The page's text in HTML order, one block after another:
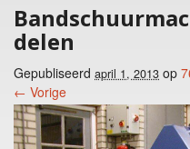
delen
Gepubliseerd april 1, 2013 op
Foto menu
← Vorige